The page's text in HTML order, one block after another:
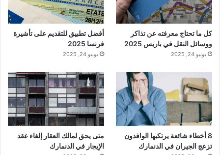
كل ما تحتاج معرفته عن تذاكر
ووسائل النقل في باريس 2025
يونيو 24, 2025
أفضل تطبيق للتقديم على تأشيرة
فرنسا 2025
يونيو 24, 2025
8 أخطاء شائعة يرتكبها الوافدون
تزعج الجيران في الدنمارك
متى يحق لمالك العقار إلغاء عقد
الإيجار في الدنمارك